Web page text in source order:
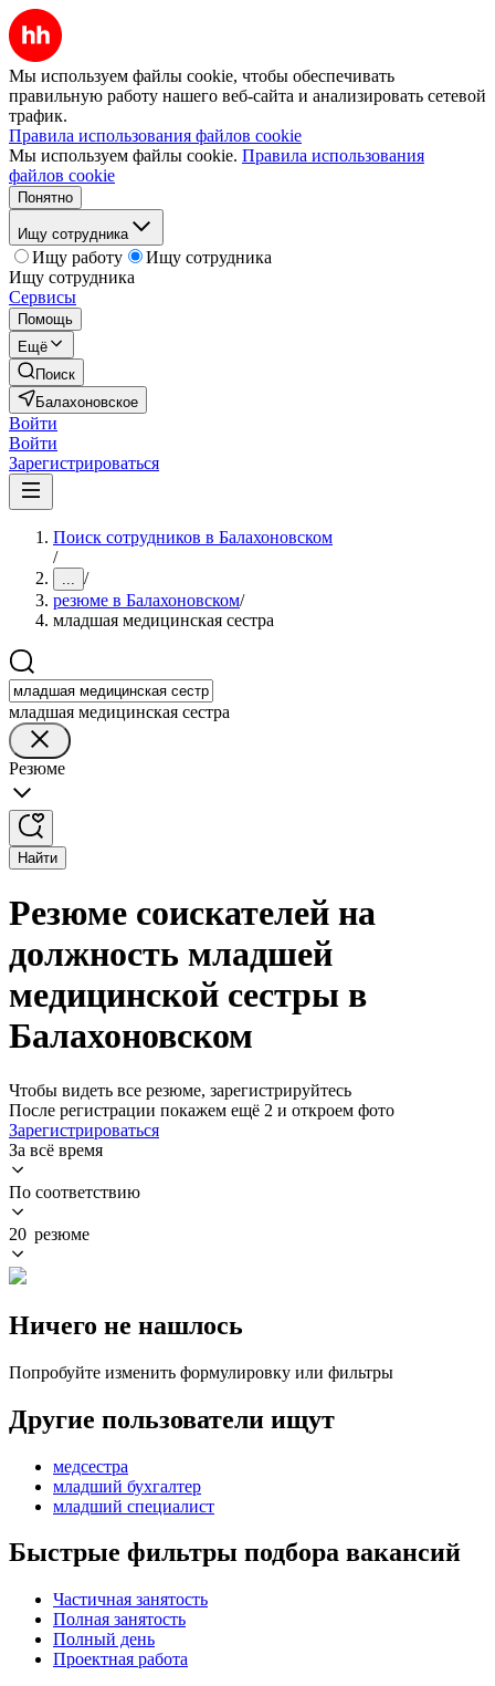
Мы используем файлы cookie, чтобы обеспечивать
правильную работу нашего веб-сайта и анализировать сетевой
трафик.
Правила использования файлов cookie
Мы используем файлы cookie. Правила использования
файлов cookie
Понятно
Ищу сотрудника
Ищу работу
Ищу сотрудника
Ищу сотрудника
Сервисы
Помощь
Ещё
Поиск
Балахоновское
Войти
Войти
Зарегистрироваться
Поиск сотрудников в Балахоновском
/
... /
резюме в Балахоновском/
младшая медицинская сестра
младшая медицинская сестра
Резюме
Найти
Резюме соискателей на
должность младшей
медицинской сестры в
Балахоновском
Чтобы видеть все резюме, зарегистрируйтесь
После регистрации покажем ещё 2 и откроем фото
Зарегистрироваться
За всё время
По соответствию
20 резюме
Ничего не нашлось
Попробуйте изменить формулировку или фильтры
Другие пользователи ищут
медсестра
младший бухгалтер
младший специалист
Быстрые фильтры подбора вакансий
Частичная занятость
Полная занятость
Полный день
Проектная работа